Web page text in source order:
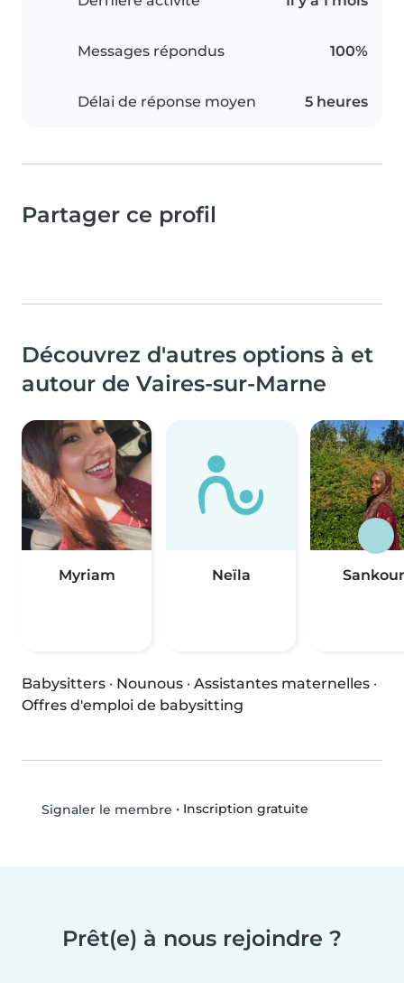
Messages répondus 100%
Délai de réponse moyen 5 heures
Partager ce profil
Découvrez d'autres options à et
autour de Vaires-sur-Marne
Myriam Neïla
Babysitters · Nounous · Assistantes maternelles ·
Offres d'emploi de babysitting
Signaler le membre • Inscription gratuite
Prêt(e) à nous rejoindre ?